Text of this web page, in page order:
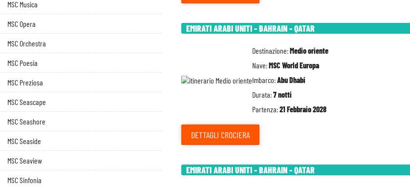
EMIRATI ARABI UNITI - BAHRAIN - QATAR
Destinazione:Medio oriente
Nave:MSC World Europa
Imbarco:Abu Dhabi
Durata:7 notti
Partenza:21 Febbraio 2028
DETTAGLI CROCIERA
EMIRATI ARABI UNITI - BAHRAIN - QATAR
MSC Musica
MSC Opera
MSC Orchestra
MSC Poesia
MSC Preziosa
MSC Seascape
MSC Seashore
MSC Seaside
MSC Seaview
MSC Sinfonia